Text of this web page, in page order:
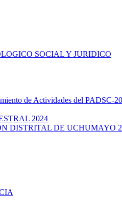
SOCIAL Y JURIDICO
de Actividades del
2024
DISTRITAL DE UCHUMAYO